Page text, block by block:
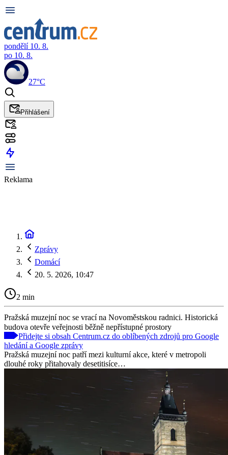
pondělí 10. 8.
po 10. 8.
27°C
Přihlášení
Reklama
Zprávy
Domácí
20. 5. 2026, 10:47
2 min
Pražská muzejní noc se vrací na Novoměstskou radnici. Historická
budova otevře veřejnosti běžně nepřístupné prostory
Přidejte si obsah Centrum.cz do oblíbených zdrojů pro Google
hledání a Google zprávy
Pražská muzejní noc patří mezi kulturní akce, které v metropoli
dlouhé roky přitahovaly desetitisíce…